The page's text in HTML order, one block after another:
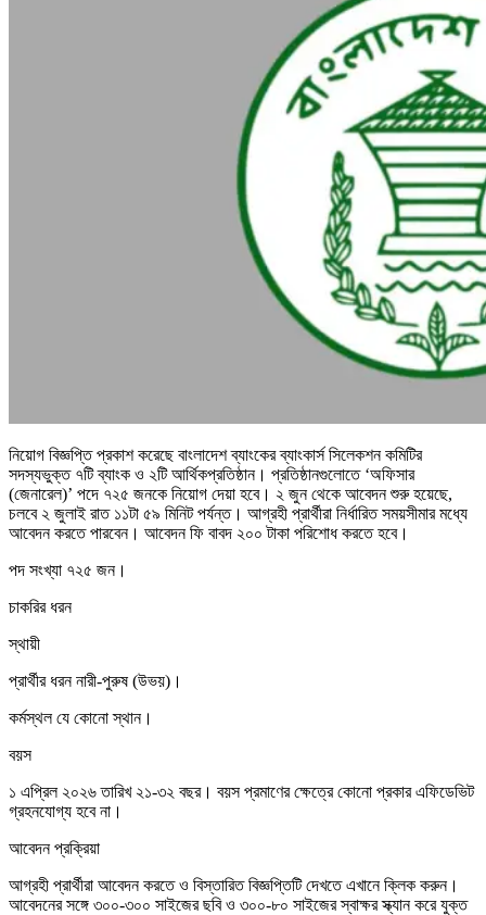
নিয়োগ বিজ্ঞপ্তি প্রকাশ করেছে বাংলাদেশ ব্যাংকের ব্যাংকার্স সিলেকশন কমিটির
সদস্যভুক্ত ৭টি ব্যাংক ও ২টি আর্থিকপ্রতিষ্ঠান। প্রতিষ্ঠানগুলোতে ‘অফিসার
(জেনারেল)’ পদে ৭২৫ জনকে নিয়োগ দেয়া হবে। ২ জুন থেকে আবেদন শুরু হয়েছে,
চলবে ২ জুলাই রাত ১১টা ৫৯ মিনিট পর্যন্ত। আগ্রহী প্রার্থীরা নির্ধারিত সময়সীমার মধ্যে
আবেদন করতে পারবেন। আবেদন ফি বাবদ ২০০ টাকা পরিশোধ করতে হবে।
পদ সংখ্যা ৭২৫ জন।
চাকরির ধরন
স্থায়ী
প্রার্থীর ধরন নারী-পুরুষ (উভয়)।
কর্মস্থল যে কোনো স্থান।
বয়স
১ এপ্রিল ২০২৬ তারিখ ২১-৩২ বছর। বয়স প্রমাণের ক্ষেত্রে কোনো প্রকার এফিডেভিট
গ্রহনযোগ্য হবে না।
আবেদন প্রক্রিয়া
আগ্রহী প্রার্থীরা আবেদন করতে ও বিস্তারিত বিজ্ঞপ্তিটি দেখতে এখানে ক্লিক করুন।
আবেদনের সঙ্গে ৩০০-৩০০ সাইজের ছবি ও ৩০০-৮০ সাইজের স্বাক্ষর স্ক্যান করে যুক্ত